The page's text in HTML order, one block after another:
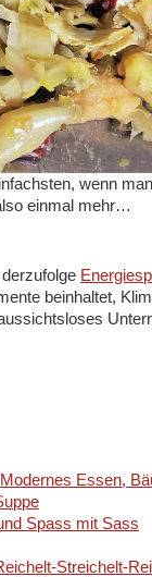
wenn
einmal mehr…
beinhaltet,
Essen,
Spass mit Sass
Streichelt-